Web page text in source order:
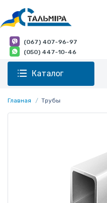
(067) 407-96-97
(050) 447-10-46
Каталог
Главная Трубы